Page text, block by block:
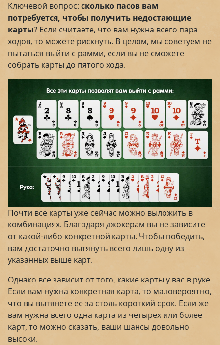
Ключевой вопрос: сколько пасов вам
потребуется, чтобы получить недостающие
карты? Если считаете, что вам нужна всего пара
ходов, то можете рискнуть. В целом, мы советуем не
пытаться выйти с рамми, если вы не сможете
собрать карты до пятого хода.
Почти все карты уже сейчас можно выложить в
комбинациях. Благодаря джокерам вы не зависите
от какой-либо конкретной карты. Чтобы победить,
вам достаточно вытянуть всего лишь одну из
указанных выше карт.
Однако все зависит от того, какие карты у вас в руке.
Если вам нужна конкретная карта, то маловероятно,
что вы вытянете ее за столь короткий срок. Если же
вам нужна всего одна карта из четырех или более
карт, то можно сказать, ваши шансы довольно
высоки.